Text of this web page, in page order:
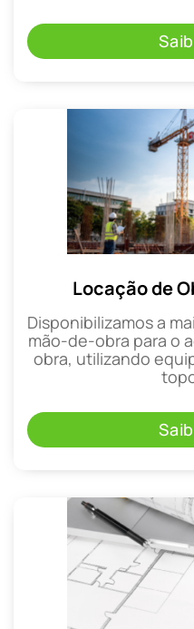
Locação de
Disponibilizamos a
mão-de-obra para o
obra, utilizando